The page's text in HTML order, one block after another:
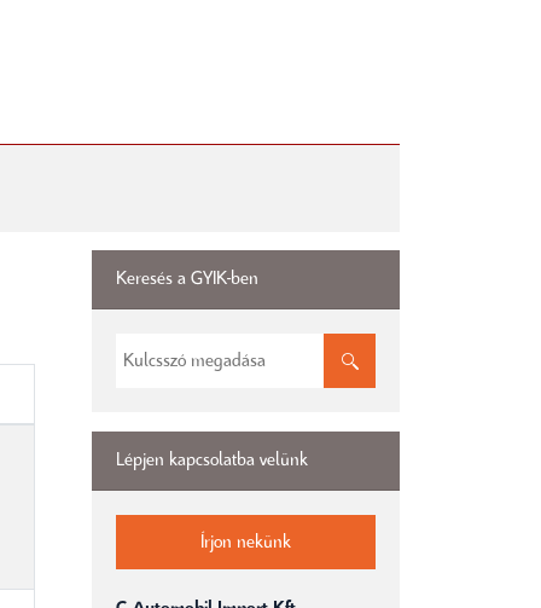
Keresés a GYIK-ben
Lépjen kapcsolatba velünk
Írjon nekünk